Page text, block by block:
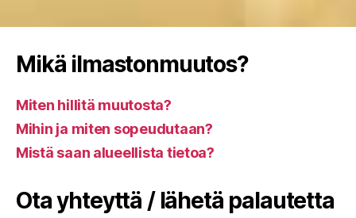
Mikä ilmastonmuutos?
Miten hillitä muutosta?
Mihin ja miten sopeudutaan?
Mistä saan alueellista tietoa?
Ota yhteyttä / lähetä palautetta